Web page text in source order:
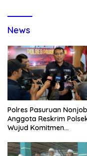
News
Polres Pasuruan
Anggota Reskrim
Wujud Komitmen
Dugaan Penganiayaan